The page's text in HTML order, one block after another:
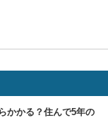
かかる？住んで5年の